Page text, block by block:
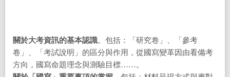
關於大考資訊的基本認識。包括：「研究卷」、「參考
卷」、「考試說明」的區分與作用，從國寫變革因由看備考
方向，國寫命題理念與測驗目標……。